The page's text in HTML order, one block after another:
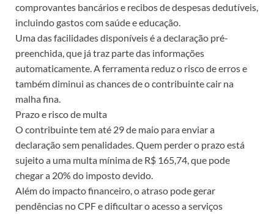
comprovantes bancários e recibos de despesas dedutíveis,
incluindo gastos com saúde e educação.
Uma das facilidades disponíveis é a declaração pré-
preenchida, que já traz parte das informações
automaticamente. A ferramenta reduz o risco de erros e
também diminui as chances de o contribuinte cair na
malha fina.
Prazo e risco de multa
O contribuinte tem até 29 de maio para enviar a
declaração sem penalidades. Quem perder o prazo está
sujeito a uma multa mínima de R$ 165,74, que pode
chegar a 20% do imposto devido.
Além do impacto financeiro, o atraso pode gerar
pendências no CPF e dificultar o acesso a serviços